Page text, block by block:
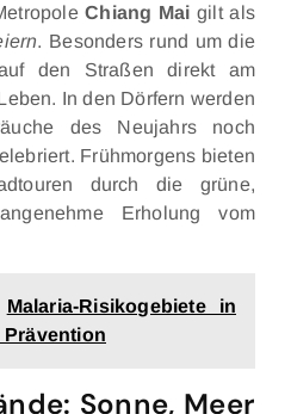
Chiang Mai gilt als
. Besonders rund um die
den Straßen direkt am
In den Dörfern werden
des Neujahrs noch
Frühmorgens bieten
durch die grüne,
Erholung vom
Malaria-Risikogebiete in
Sonne, Meer